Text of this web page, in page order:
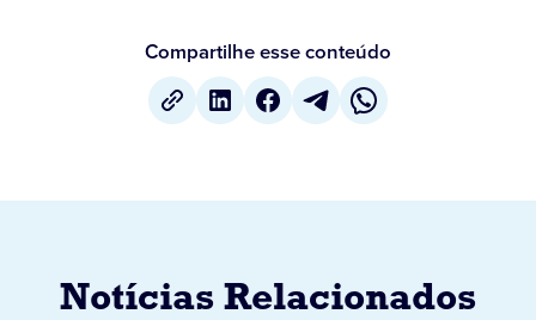
Compartilhe esse conteúdo
Notícias Relacionados